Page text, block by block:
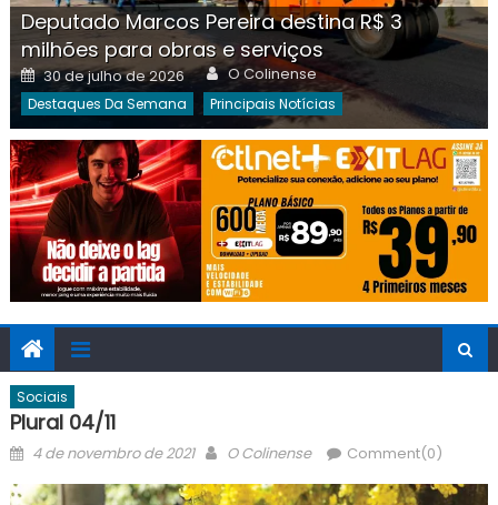
Deputado Marcos Pereira destina R$ 3
milhões para obras e serviços
Posted
on
30 de julho de 2026 Author
O Colinense
Destaques Da Semana Principais Notícias
Sociais
Plural 04/11
Posted
4 de novembro de 2021 Author
O Colinense Comment(0)